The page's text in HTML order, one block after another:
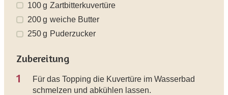
100 g Zartbitterkuvertüre
200 g weiche Butter
250 g Puderzucker
Zubereitung
1
Für das Topping die Kuvertüre im Wasserbad
schmelzen und abkühlen lassen.